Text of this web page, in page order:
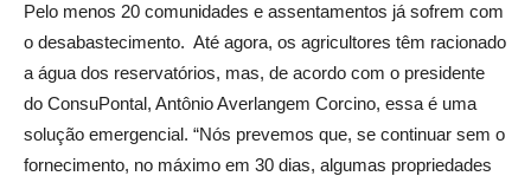
Pelo menos 20 comunidades e assentamentos já sofrem com
o desabastecimento. Até agora, os agricultores têm racionado
a água dos reservatórios, mas, de acordo com o presidente
do ConsuPontal, Antônio Averlangem Corcino, essa é uma
solução emergencial. “Nós prevemos que, se continuar sem o
fornecimento, no máximo em 30 dias, algumas propriedades